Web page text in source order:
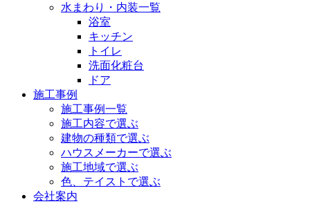
水まわり・内装一覧
浴室
キッチン
トイレ
洗面化粧台
ドア
施工事例
施工事例一覧
施工内容で選ぶ
建物の種類で選ぶ
ハウスメーカーで選ぶ
施工地域で選ぶ
色、テイストで選ぶ
会社案内